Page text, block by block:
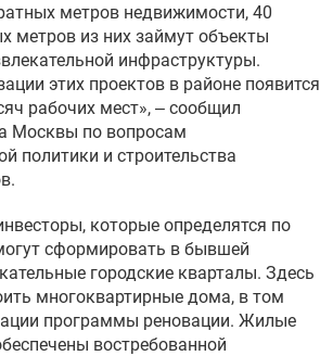
метров недвижимости, 40
метров из них займут объекты
инфраструктуры.
этих проектов в районе появится
рабочих мест», – сообщил
Москвы по вопросам
политики и строительства
которые определятся по
сформировать в бывшей
городские кварталы. Здесь
многоквартирные дома, в том
программы реновации. Жилые
востребованной